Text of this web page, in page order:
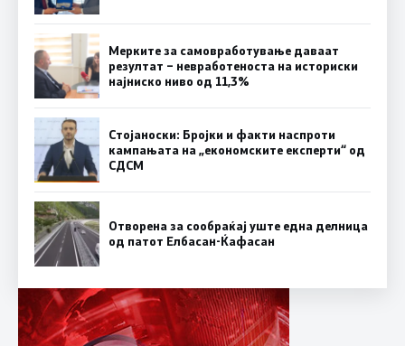
Мерките за самовработување даваат
резултат – невработеноста на историски
најниско ниво од 11,3%
Стојаноски: Бројки и факти наспроти
кампањата на „економските експерти“ од
СДСM
Отворена за сообраќај уште една делница
од патот Елбасан-Ќафасан